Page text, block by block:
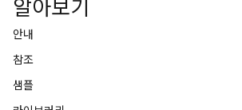
알아보기
안내
참조
샘플